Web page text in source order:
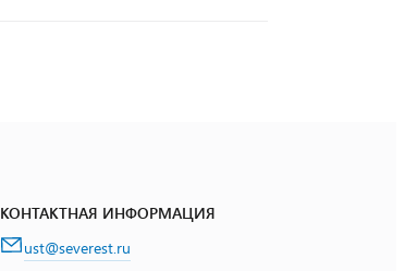
КОНТАКТНАЯ ИНФОРМАЦИЯ
ust@severest.ru